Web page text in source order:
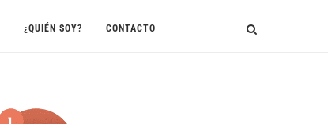
¿QUIÉN SOY? CONTACTO